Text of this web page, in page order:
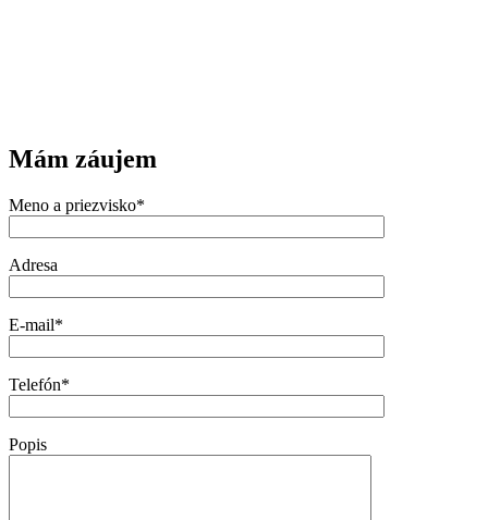
Mám záujem
Meno a priezvisko*
Adresa
E-mail*
Telefón*
Popis